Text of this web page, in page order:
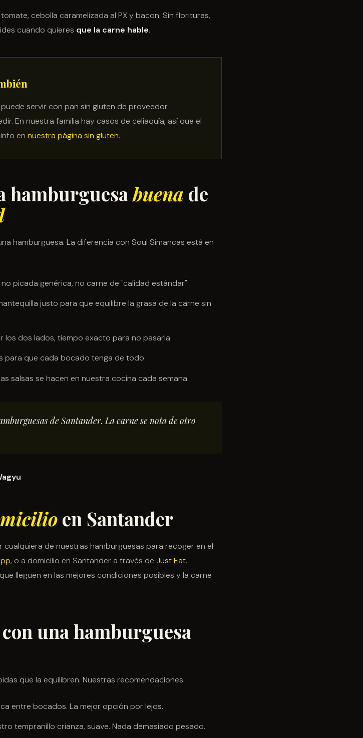
cebolla caramelizada al PX y bacon. Sin florituras,
cuando quieres que la carne hable.
servir con pan sin gluten de proveedor
En nuestra familia hay casos de celiaquía, así que el
en nuestra página sin gluten.
hamburguesa buena de
hamburguesa. La diferencia con Soul Simancas está en
picada genérica, no carne de "calidad estándar".
justo para que equilibre la grasa de la carne sin
los dos lados, tiempo exacto para no pasarla.
para que cada bocado tenga de todo.
salsas se hacen en nuestra cocina cada semana.
de Santander. La carne se nota de otro
en Santander
cualquiera de nuestras hamburguesas para recoger en el
, o a domicilio en Santander a través de Just Eat.
lleguen en las mejores condiciones posibles y la carne
una hamburguesa
que la equilibren. Nuestras recomendaciones:
entre bocados. La mejor opción por lejos.
tempranillo crianza, suave. Nada demasiado pesado.